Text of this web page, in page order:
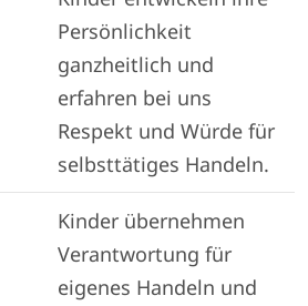
Persönlichkeit
ganzheitlich und
erfahren bei uns
Respekt und Würde für
selbsttätiges Handeln.
Kinder übernehmen
Verantwortung für
eigenes Handeln und